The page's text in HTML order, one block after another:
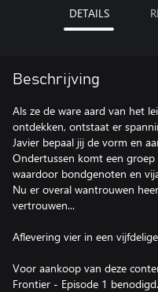
DETAILS
Beschrijving
Als ze de ware aard van het
ontdekken, ontstaat er
Javier bepaal jij de vorm en
Ondertussen komt een
waardoor bondgenoten en
Nu er overal wantrouwen
vertrouwen...
Aflevering vier in een
Voor aankoop van deze
Frontier - Episode 1 benodigd.